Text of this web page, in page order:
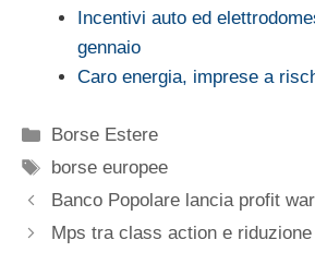
Incentivi auto ed
gennaio
Caro energia, imprese a
Categorie
Borse Estere
Tag
borse europee
Banco Popolare lancia profit
Mps tra class action e riduzione